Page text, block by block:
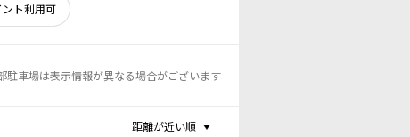
ト利用可
駐車場は表示情報が異なる場合がございます
距離が近い順